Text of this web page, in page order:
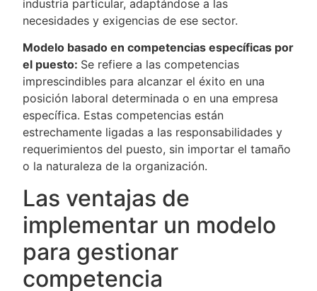
industria particular, adaptándose a las
necesidades y exigencias de ese sector.
Modelo basado en competencias específicas por
el puesto: Se refiere a las competencias
imprescindibles para alcanzar el éxito en una
posición laboral determinada o en una empresa
específica. Estas competencias están
estrechamente ligadas a las responsabilidades y
requerimientos del puesto, sin importar el tamaño
o la naturaleza de la organización.
Las ventajas de
implementar un modelo
para gestionar
competencia